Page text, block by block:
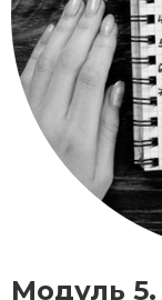
Модуль 5.